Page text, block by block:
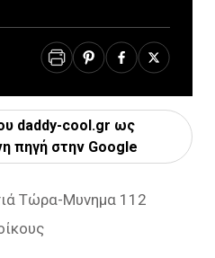
daddy-cool.gr ως
πηγή στην Google
Τώρα-Μυνημα 112